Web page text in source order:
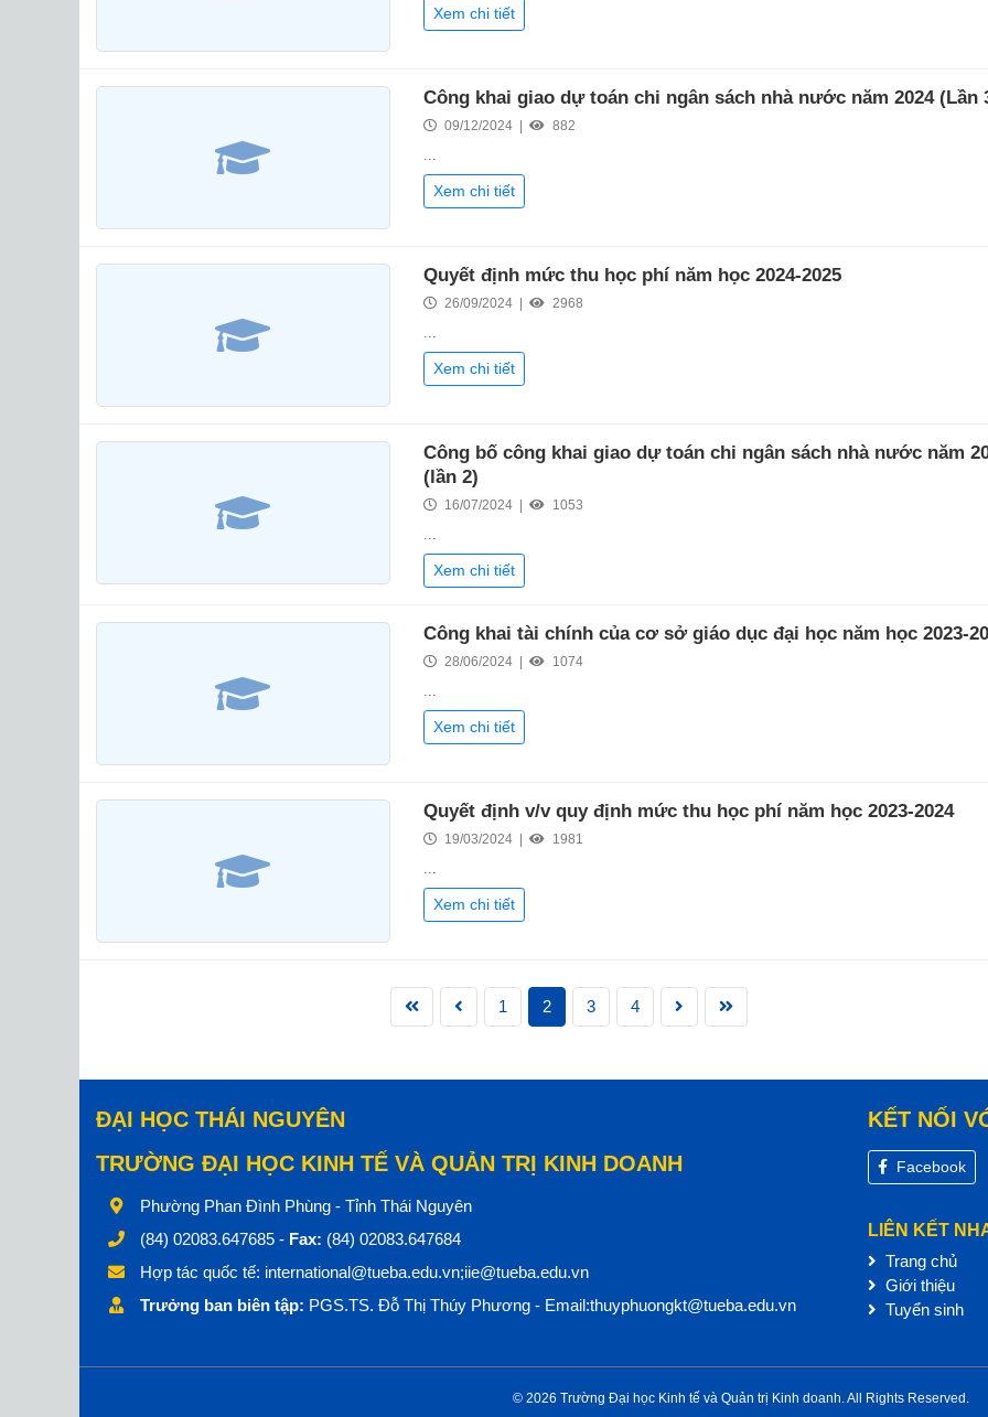
Xem chi tiết
Công khai giao dự toán chi ngân sách nhà nước năm 2024 (Lần
09/12/2024 | 882
...
Xem chi tiết
Quyết định mức thu học phí năm học 2024-2025
26/09/2024 | 2968
...
Xem chi tiết
Công bố công khai giao dự toán chi ngân sách nhà nước năm
(lần 2)
16/07/2024 | 1053
...
Xem chi tiết
Công khai tài chính của cơ sở giáo dục đại học năm học 2023-
28/06/2024 | 1074
...
Xem chi tiết
Quyết định v/v quy định mức thu học phí năm học 2023-2024
19/03/2024 | 1981
...
Xem chi tiết
1 2 3 4
ĐẠI HỌC THÁI NGUYÊN
TRƯỜNG ĐẠI HỌC KINH TẾ VÀ QUẢN TRỊ KINH DOANH
Phường Phan Đình Phùng - Tỉnh Thái Nguyên
(84) 02083.647685 - Fax: (84) 02083.647684
Hợp tác quốc tế: international@tueba.edu.vn;iie@tueba.edu.vn
Trưởng ban biên tập: PGS.TS. Đỗ Thị Thúy Phương - Email:thuyphuongkt@tueba.edu.vn
KẾT NỐI
Facebook
LIÊN KẾT
Trang chủ
Giới thiệu
Tuyển sinh
© 2026 Trường Đại học Kinh tế và Quản trị Kinh doanh. All Rights Reserved.